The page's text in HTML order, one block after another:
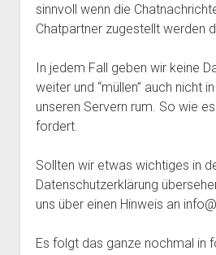
sinnvoll wenn die
Chatpartner zugestellt werden
In jedem Fall geben wir keine
weiter und “müllen” auch nicht
unseren Servern rum. So wie
fordert.
Sollten wir etwas wichtiges in
Datenschutzerklärung
uns über einen Hinweis an
Es folgt das ganze nochmal in